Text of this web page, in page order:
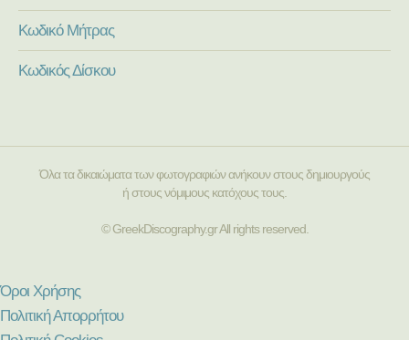
Κωδικό Μήτρας
Κωδικός Δίσκου
Όλα τα δικαιώματα των φωτογραφιών ανήκουν στους δημιουργούς
ή στους νόμιμους κατόχους τους.
© GreekDiscography.gr All rights reserved.
Όροι Χρήσης
Πολιτική Απορρήτου